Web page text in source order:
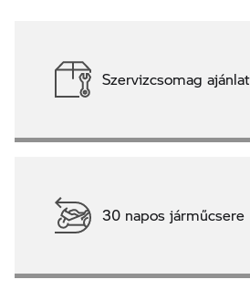
Szervizcsomag ajánlat
30 napos járműcsere